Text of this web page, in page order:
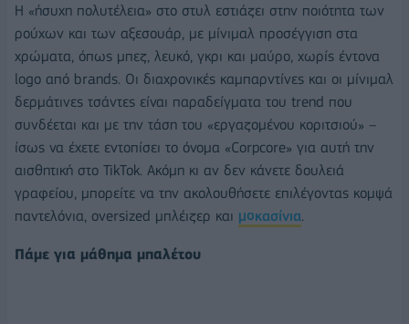
H «ήσυχη πολυτέλεια» στο στυλ εστιάζει στην ποιότητα των
ρούχων και των αξεσουάρ, με μίνιμαλ προσέγγιση στα
χρώματα, όπως μπεζ, λευκό, γκρι και μαύρο, χωρίς έντονα
logo από brands. Οι διαχρονικές καμπαρντίνες και οι μίνιμαλ
δερμάτινες τσάντες είναι παραδείγματα του trend που
συνδέεται και με την τάση του «εργαζομένου κοριτσιού» –
ίσως να έχετε εντοπίσει το όνομα «Corpcore» για αυτή την
αισθητική στο TikTok. Ακόμη κι αν δεν κάνετε δουλειά
γραφείου, μπορείτε να την ακολουθήσετε επιλέγοντας κομψά
παντελόνια, oversized μπλέιζερ και μοκασίνια.
Πάμε για μάθημα μπαλέτου